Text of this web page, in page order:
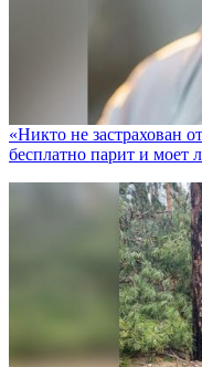
«Никто не заcтрахован
бесплатно парит и моет